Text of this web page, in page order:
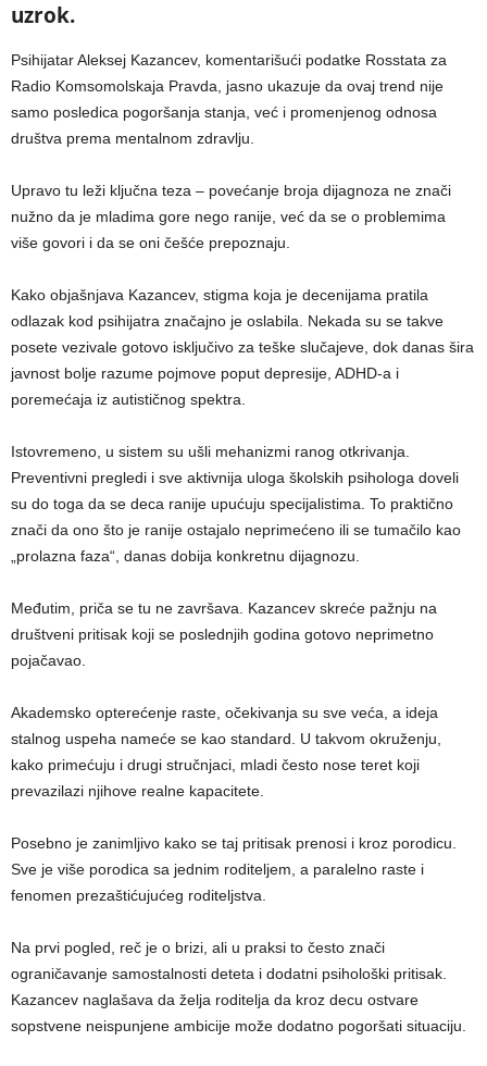
uzrok.
Psihijatar Aleksej Kazancev, komentarišući podatke Rosstata za
Radio Komsomolskaja Pravda, jasno ukazuje da ovaj trend nije
samo posledica pogoršanja stanja, već i promenjenog odnosa
društva prema mentalnom zdravlju.
Upravo tu leži ključna teza – povećanje broja dijagnoza ne znači
nužno da je mladima gore nego ranije, već da se o problemima
više govori i da se oni češće prepoznaju.
Kako objašnjava Kazancev, stigma koja je decenijama pratila
odlazak kod psihijatra značajno je oslabila. Nekada su se takve
posete vezivale gotovo isključivo za teške slučajeve, dok danas šira
javnost bolje razume pojmove poput depresije, ADHD-a i
poremećaja iz autističnog spektra.
Istovremeno, u sistem su ušli mehanizmi ranog otkrivanja.
Preventivni pregledi i sve aktivnija uloga školskih psihologa doveli
su do toga da se deca ranije upućuju specijalistima. To praktično
znači da ono što je ranije ostajalo neprimećeno ili se tumačilo kao
„prolazna faza“, danas dobija konkretnu dijagnozu.
Međutim, priča se tu ne završava. Kazancev skreće pažnju na
društveni pritisak koji se poslednjih godina gotovo neprimetno
pojačavao.
Akademsko opterećenje raste, očekivanja su sve veća, a ideja
stalnog uspeha nameće se kao standard. U takvom okruženju,
kako primećuju i drugi stručnjaci, mladi često nose teret koji
prevazilazi njihove realne kapacitete.
Posebno je zanimljivo kako se taj pritisak prenosi i kroz porodicu.
Sve je više porodica sa jednim roditeljem, a paralelno raste i
fenomen prezaštićujućeg roditeljstva.
Na prvi pogled, reč je o brizi, ali u praksi to često znači
ograničavanje samostalnosti deteta i dodatni psihološki pritisak.
Kazancev naglašava da želja roditelja da kroz decu ostvare
sopstvene neispunjene ambicije može dodatno pogoršati situaciju.